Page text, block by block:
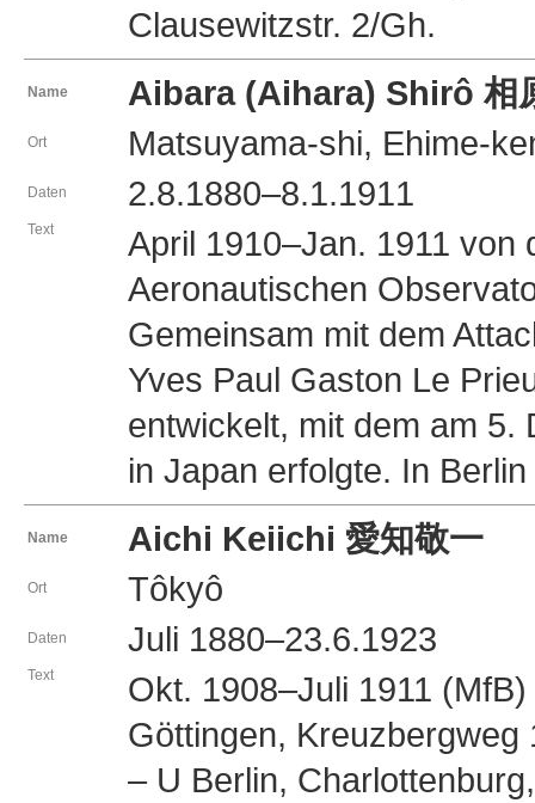
Clausewitzstr. 2/Gh.
Name Aibara (Aihara) Shirô 相
Ort Matsuyama-shi, Ehime-
Daten 2.8.1880–8.1.1911
Text
April 1910–Jan. 1911
Aeronautischen
Gemeinsam mit dem
Yves Paul Gaston Le
entwickelt, mit dem am 5.
in Japan erfolgte. In
Name Aichi Keiichi 愛知敬一
Ort Tôkyô
Daten Juli 1880–23.6.1923
Text
Okt. 1908–Juli 1911
Göttingen, Kreuzbergweg
– U Berlin,